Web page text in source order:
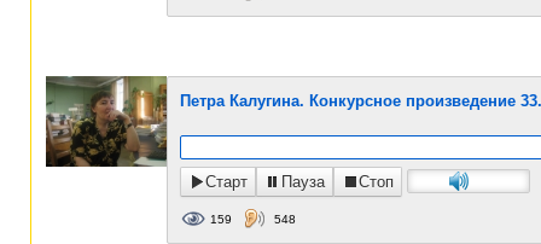
Петра Калугина. Конкурсное произведение
Старт Пауза Стоп
159 548